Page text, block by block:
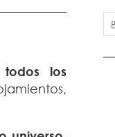
todos los